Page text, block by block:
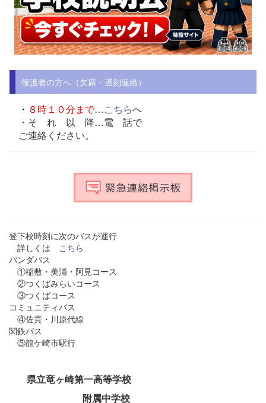
保護者の方へ（欠席・遅刻連絡）
・ ８時１０分まで…こちらへ
・そ れ 以 降…電 話で
ご連絡ください。
登下校時刻に次のバスが運行
詳しくは こちら
パンダバス
①稲敷・美浦・阿見コース
②つくばみらいコース
③つくばコース
コミュニティバス
④佐貫・川原代線
関鉄バス
⑤龍ケ崎市駅行
県立竜ヶ崎第一高等学校
附属中学校